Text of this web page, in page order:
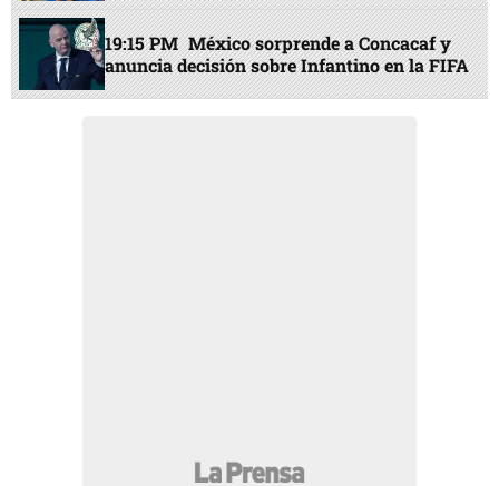
19:15 PM México sorprende a Concacaf y
anuncia decisión sobre Infantino en la FIFA